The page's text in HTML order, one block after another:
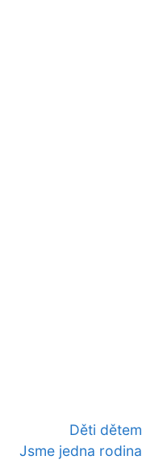
Děti dětem
Jsme jedna rodina